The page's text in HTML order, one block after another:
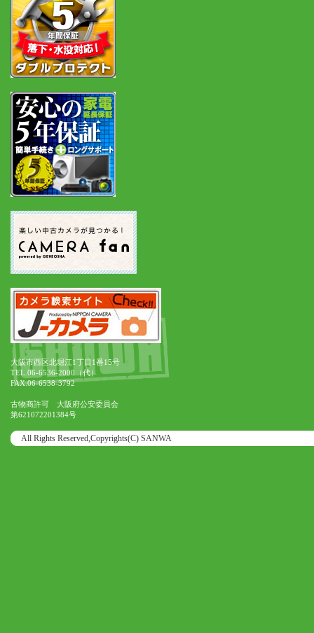
大阪市西区北堀江1丁目1番15号
TEL.06-6536-2000（代）
FAX.06-6538-3792
古物商許可 大阪府公安委員会
第621072201384号
All Rights Reserved,Copyrights(C) SANWA